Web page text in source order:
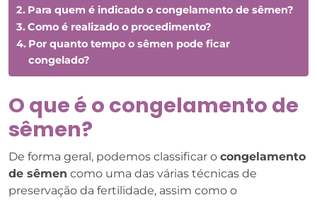
Para quem é indicado o congelamento de sêmen?
Como é realizado o procedimento?
Por quanto tempo o sêmen pode ficar
congelado?
O que é o congelamento de
sêmen?
De forma geral, podemos classificar o congelamento
de sêmen como uma das várias técnicas de
preservação da fertilidade, assim como o